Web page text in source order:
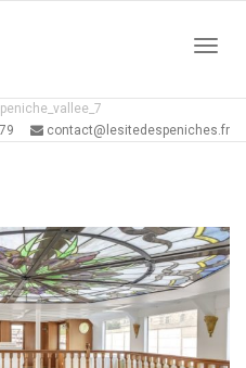
peniche_vallee_7
contact@lesitedespeniches.fr